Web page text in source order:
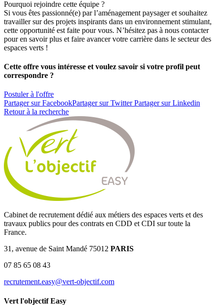
Pourquoi rejoindre cette équipe ?
Si vous êtes passionné(e) par l’aménagement paysager et souhaitez
travailler sur des projets inspirants dans un environnement stimulant,
cette opportunité est faite pour vous. N’hésitez pas à nous contacter
pour en savoir plus et faire avancer votre carrière dans le secteur des
espaces verts !
Cette offre vous intéresse et voulez savoir si votre profil peut
correspondre ?
Postuler à l'offre
Partager sur FacebookPartager sur TwitterPartager sur Linkedin
Retour à la recherche
Cabinet de recrutement dédié aux métiers des espaces verts et des
travaux publics pour des contrats en CDD et CDI sur toute la
France.
31, avenue de Saint Mandé 75012 PARIS
07 85 65 08 43
recrutement.easy@vert-objectif.com
Vert l'objectif Easy